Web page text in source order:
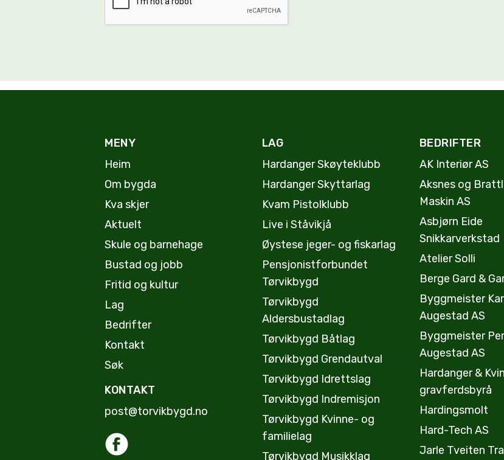
MENY
Heim
Om bygda
Kva skjer
Aktuelt
Skule og barnehage
Bustad og jobb
Fritid og kultur
Lag
Bedrifter
Kontakt
Søk
KONTAKT
post@torvikbygd.no
LAG
Hardanger Skøyteklubb
Hardanger Skyttarlag
Kvam Pistolklubb
Live i Ståvikjå
Øystese jeger- og fiskarlag
Pensjonistforbundet
Tørvikbygd
Tørvikbygd
Aldersbustadlag
Tørvikbygd Båtlag
Tørvikbygd Grendautval
Tørvikbygd Idrettslag
Tørvikbygd Indremisjon
Tørvikbygd Kvinne- og
familielag
Tørvikbygd Musikklag
BEDRIFTER
AK Interiør AS
Aksnes og
Maskin AS
Asbjørn Eide
Snikkarverkstad
Atelier Solli
Berge Gard &
Byggmeister
Augestad AS
Byggmeister Per
Augestad AS
Hardanger &
gravferdsbyrå
Hardingsmolt
Hard-Tech AS
Jarle Tveiten